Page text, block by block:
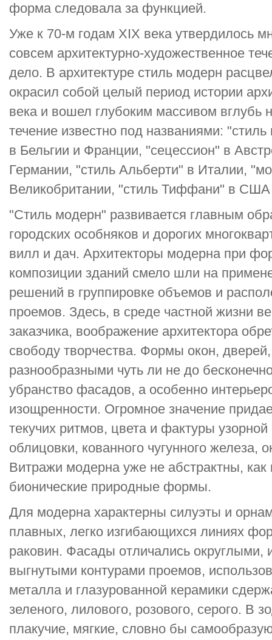
форма следовала за функцией.
Уже к 70-м годам XIX века утвердилось
совсем архитектурно-художественное
дело. В архитектуре стиль модерн
окрасил собой целый период истории
века и вошел глубоким массивом вглубь
течение известно под названиями:
в Бельгии и Франции, "сецессион" в
Германии, "стиль Альберти" в Италии,
Великобритании, "стиль Тиффани" в США
"Стиль модерн" развивается главным
городских особняков и дорогих
вилл и дач. Архитекторы модерна при
композиции зданий смело шли на
решений в группировке объемов и
проемов. Здесь, в среде частной жизни
заказчика, воображение архитектора
свободу творчества. Формы окон,
разнообразными чуть ли не до
убранство фасадов, а особенно
изощренности. Огромное значение
текучих ритмов, цвета и фактуры
облицовки, кованного чугунного железа,
Витражи модерна уже не абстрактны, как
бионические природные формы.
Для модерна характерны силуэты и
плавных, легко изгибающихся линиях
раковин. Фасады отличались округлыми,
выгнутыми контурами проемов,
металла и глазурованной керамики
зеленого, лилового, розового, серого. В
плакучие, мягкие, словно бы